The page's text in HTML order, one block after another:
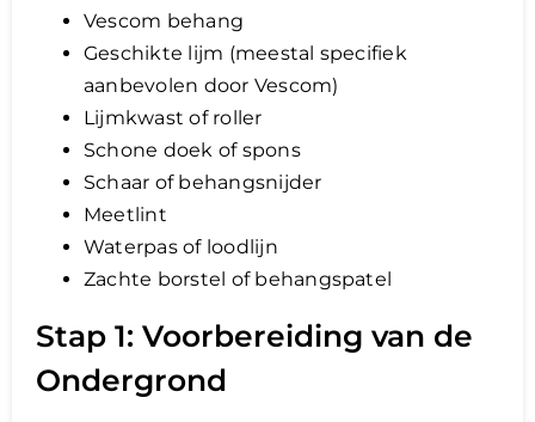
Vescom behang
Geschikte lijm (meestal specifiek
aanbevolen door Vescom)
Lijmkwast of roller
Schone doek of spons
Schaar of behangsnijder
Meetlint
Waterpas of loodlijn
Zachte borstel of behangspatel
Stap 1: Voorbereiding van de
Ondergrond